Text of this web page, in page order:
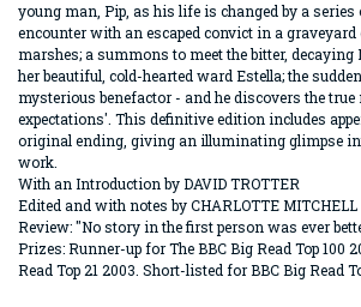
young man, Pip, as his life is changed by a
encounter with an escaped convict in a
marshes; a summons to meet the bitter,
her beautiful, cold-hearted ward Estella; the
mysterious benefactor - and he discovers the
expectations'. This definitive edition includes
original ending, giving an illuminating glimpse
work.
With an Introduction by DAVID TROTTER
Edited and with notes by CHARLOTTE MITCHELL
Review: "No story in the first person was ever
Prizes: Runner-up for The BBC Big Read Top 100
Read Top 21 2003. Short-listed for BBC Big Read